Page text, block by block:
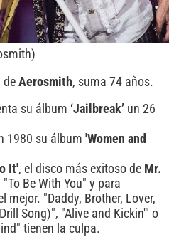
de Aerosmith, suma 74 años.
su álbum ‘Jailbreak’ un 26
1980 su álbum 'Women and
It', el disco más exitoso de Mr.
Be With You" y para
mejor. "Daddy, Brother, Lover,
Song)", "Alive and Kickin'" o
tienen la culpa.